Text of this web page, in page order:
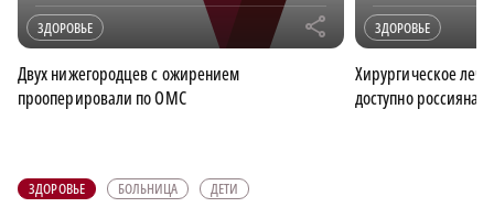
ЗДОРОВЬЕ r
Двух нижегородцев с ожирением
прооперировали по ОМС
ЗДОРОВЬЕ
Хирургическое
доступно
ЗДОРОВЬЕ БОЛЬНИЦА ДЕТИ